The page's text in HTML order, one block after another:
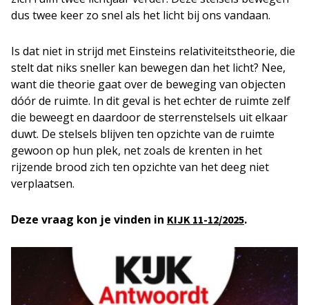
dus twee keer zo snel als het licht bij ons vandaan.
Is dat niet in strijd met Einsteins relativiteitstheorie, die
stelt dat niks sneller kan bewegen dan het licht? Nee,
want die theorie gaat over de beweging van objecten
dóór de ruimte. In dit geval is het echter de ruimte zelf
die beweegt en daardoor de sterrenstelsels uit elkaar
duwt. De stelsels blijven ten opzichte van de ruimte
gewoon op hun plek, net zoals de krenten in het
rijzende brood zich ten opzichte van het deeg niet
verplaatsen.
Deze vraag kon je vinden in KIJK 11-12/2025.